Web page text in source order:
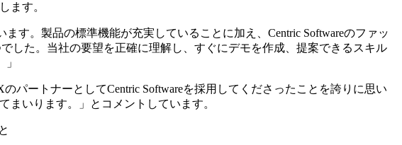
ます。
す。製品の標準機能が充実していることに加え、Centric Softwareのファッ
した。当社の要望を正確に理解し、すぐにデモを作成、提案できるスキル
パートナーとしてCentric Softwareを採用してくださったことを誇りに思い
まいります。」とコメントしています。